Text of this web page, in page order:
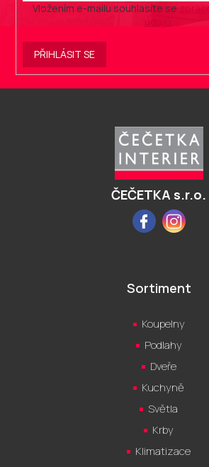
Vložením e-mailu souhlasíte se
.
PŘIHLÁSIT SE
ČEČETKA s.r.o.
Facebook
Sortiment
Koupelny
Podlahy
Dveře
Kuchyně
Světla
Krby
Klimatizace